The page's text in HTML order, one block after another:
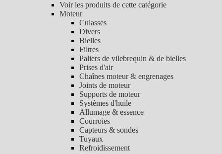
Voir les produits de cette catégorie
Moteur
Culasses
Divers
Bielles
Filtres
Paliers de vilebrequin & de bielles
Prises d'air
Chaînes moteur & engrenages
Joints de moteur
Supports de moteur
Systèmes d'huile
Allumage & essence
Courroies
Capteurs & sondes
Tuyaux
Refroidissement